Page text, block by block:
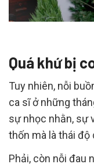
Quá khứ bị
Tuy nhiên, nỗi
ca sĩ ở những
sự nhọc nhằn, sự
thốn mà là thái độ
Phải, còn nỗi đau